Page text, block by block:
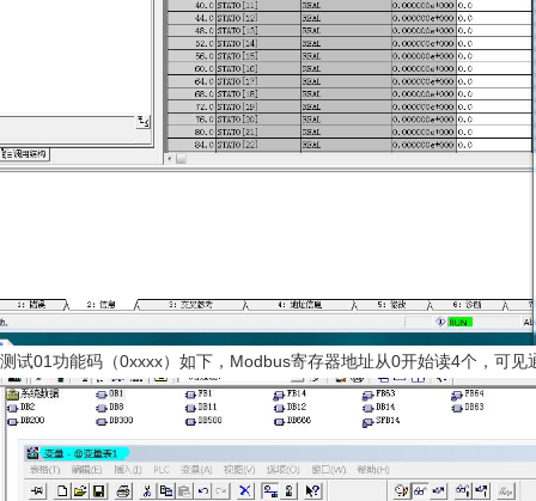
测试01功能码（0xxxx）如下，Modbus寄存器地址从0开始读4个，可见